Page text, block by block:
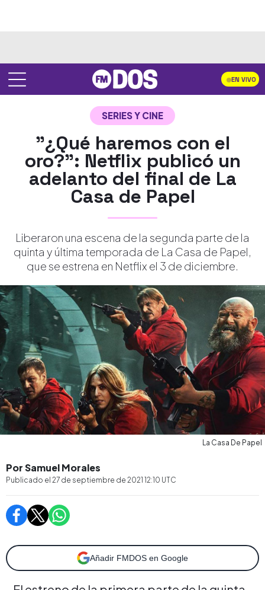
EN VIVO
SERIES Y CINE
"¿Qué haremos con el
oro?": Netflix publicó un
adelanto del final de La
Casa de Papel
Liberaron una escena de la segunda parte de la
quinta y última temporada de La Casa de Papel,
que se estrena en Netflix el 3 de diciembre.
La Casa De Papel
Por Samuel Morales
Publicado el 27 de septiembre de 2021 12:10 UTC
Añadir FMDOS en Google